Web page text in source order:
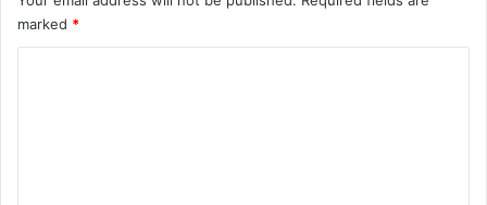
marked *